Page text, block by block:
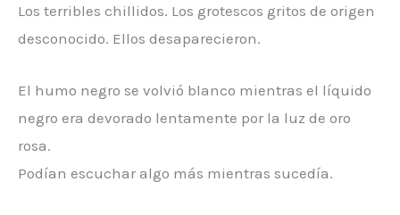
Los terribles chillidos. Los grotescos gritos de origen
desconocido. Ellos desaparecieron.
El humo negro se volvió blanco mientras el líquido
negro era devorado lentamente por la luz de oro
rosa.
Podían escuchar algo más mientras sucedía.